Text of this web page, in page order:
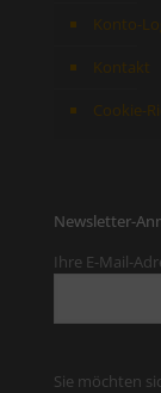
Konto-
Kontakt
Cookie-
Newsletter-
Ihre E-Mail-
Sie möchten